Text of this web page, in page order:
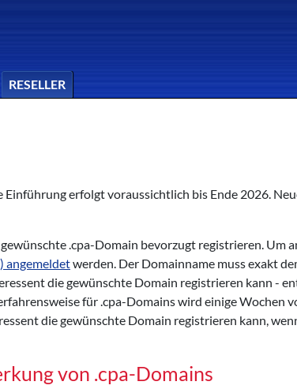
RESELLER
erfolgt voraussichtlich bis Ende 2026.
.cpa-Domain bevorzugt registrieren. Um
angemeldetwerden. Der Domainname muss exakt
die gewünschte Domain registrieren kann -
für .cpa-Domains wird einige Wochen
die gewünschte Domain registrieren kann,
von .cpa-Domains